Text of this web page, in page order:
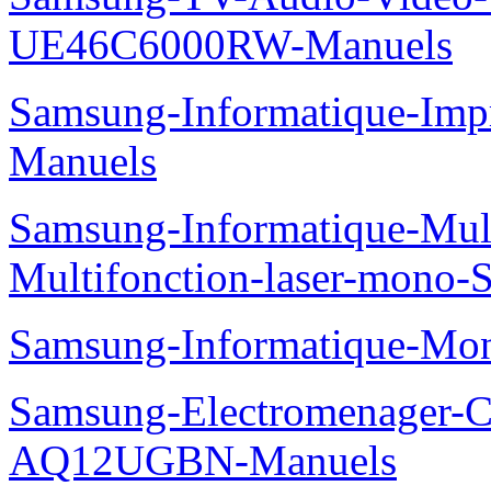
UE46C6000RW-Manuels
Samsung-Informatique-
Manuels
Samsung-Informatique-
Multifonction-laser-mono-
Samsung-Informatique-
Samsung-Electromenager-
AQ12UGBN-Manuels